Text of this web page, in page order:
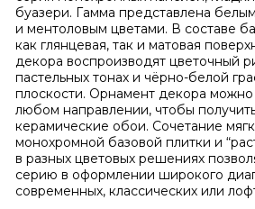
буазери. Гамма представлена
и ментоловым цветами. В составе
как глянцевая, так и матовая
декора воспроизводят цветочный
пастельных тонах и чёрно-белой
плоскости. Орнамент декора
любом направлении, чтобы
керамические обои. Сочетание
монохромной базовой плитки и
в разных цветовых решениях
серию в оформлении широкого
современных, классических или